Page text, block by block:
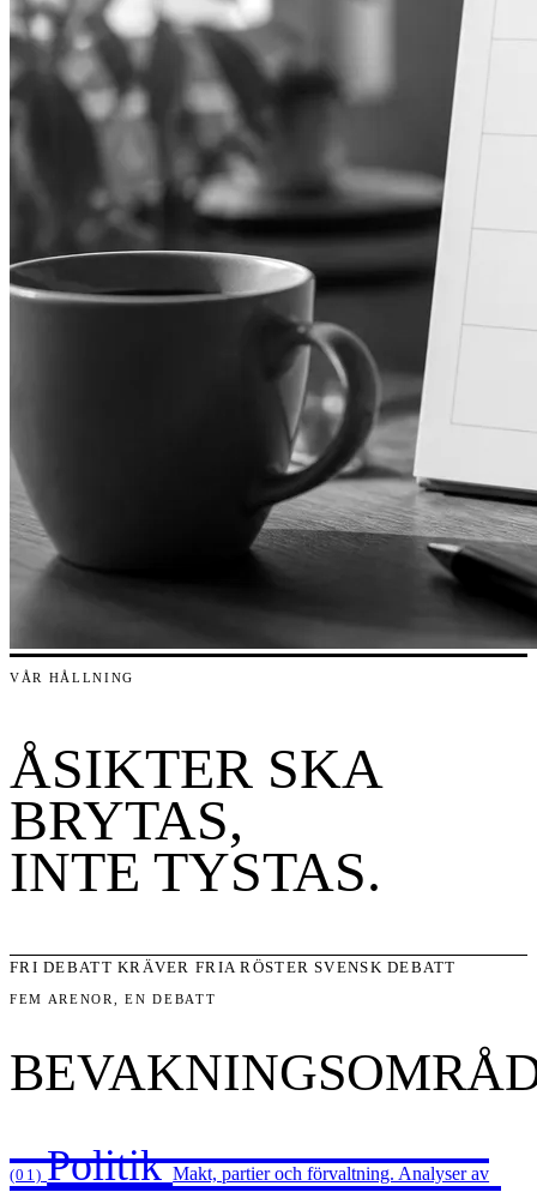
VÅR HÅLLNING
ÅSIKTER SKA
BRYTAS,
INTE TYSTAS.
FRI DEBATT KRÄVER FRIA RÖSTER SVENSK DEBATT
FEM ARENOR, EN DEBATT
(01) PolitikMakt, partier och förvaltning. Analyser av